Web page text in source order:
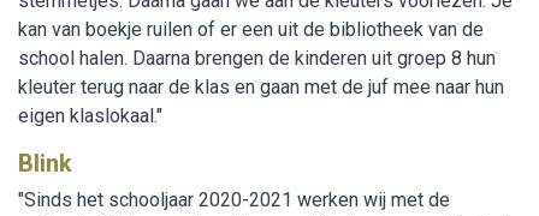
kan van boekje ruilen of er een uit de bibliotheek van de
school halen. Daarna brengen de kinderen uit groep 8 hun
kleuter terug naar de klas en gaan met de juf mee naar hun
eigen klaslokaal."
Blink
"Sinds het schooljaar 2020-2021 werken wij met de